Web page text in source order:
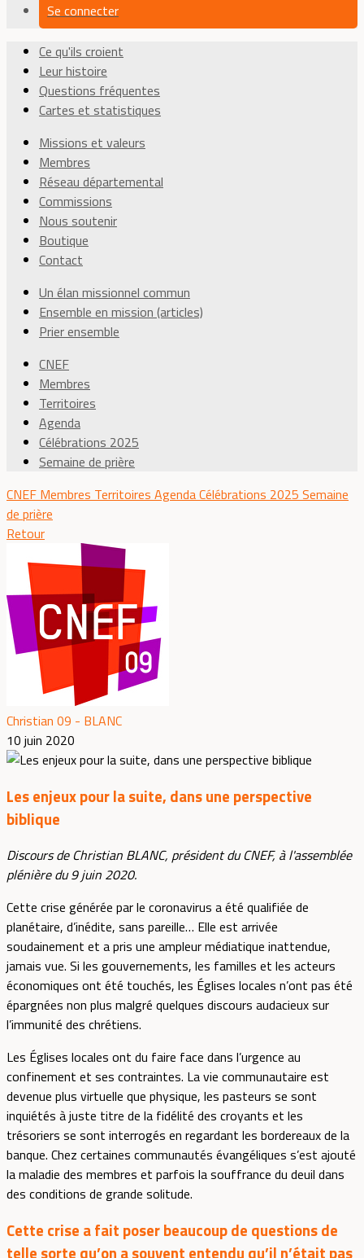
Se connecter
Ce qu'ils croient
Leur histoire
Questions fréquentes
Cartes et statistiques
Missions et valeurs
Membres
Réseau départemental
Commissions
Nous soutenir
Boutique
Contact
Un élan missionnel commun
Ensemble en mission (articles)
Prier ensemble
CNEF
Membres
Territoires
Agenda
Célébrations 2025
Semaine de prière
CNEF Membres Territoires AgendaCélébrations 2025 Semaine
de prière
Retour
Christian 09 - BLANC
10 juin 2020
Les enjeux pour la suite, dans une perspective
biblique
Discours de Christian BLANC, président du CNEF, à l'assemblée
plénière du 9 juin 2020.
Cette crise générée par le coronavirus a été qualifiée de
planétaire, d’inédite, sans pareille… Elle est arrivée
soudainement et a pris une ampleur médiatique inattendue,
jamais vue. Si les gouvernements, les familles et les acteurs
économiques ont été touchés, les Églises locales n’ont pas été
épargnées non plus malgré quelques discours audacieux sur
l’immunité des chrétiens.
Les Églises locales ont du faire face dans l’urgence au
confinement et ses contraintes. La vie communautaire est
devenue plus virtuelle que physique, les pasteurs se sont
inquiétés à juste titre de la fidélité des croyants et les
trésoriers se sont interrogés en regardant les bordereaux de la
banque. Chez certaines communautés évangéliques s’est ajouté
la maladie des membres et parfois la souffrance du deuil dans
des conditions de grande solitude.
Cette crise a fait poser beaucoup de questions de
telle sorte qu’on a souvent entendu qu’il n’était pas